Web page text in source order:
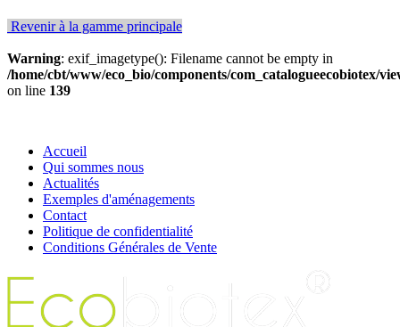
Revenir à la gamme principale
Warning: exif_imagetype(): Filename cannot be empty in
/home/cbt/www/eco_bio/components/com_catalogueecobiotex/
on line 139
Accueil
Qui sommes nous
Actualités
Exemples d'aménagements
Contact
Politique de confidentialité
Conditions Générales de Vente